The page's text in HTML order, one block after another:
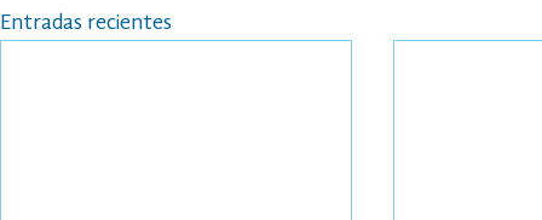
Entradas recientes